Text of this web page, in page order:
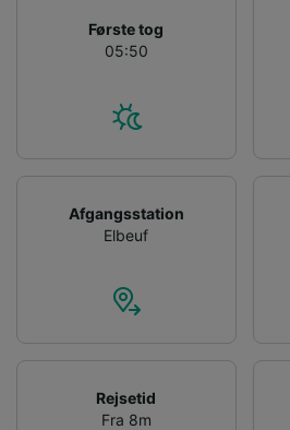
Første tog
05:50
Afgangsstation
Elbeuf
Rejsetid
Fra 8m